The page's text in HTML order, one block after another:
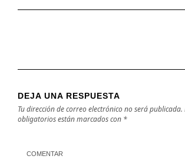
DEJA UNA RESPUESTA
Tu dirección de correo electrónico no será publicada.
obligatorios están marcados con *
COMENTAR